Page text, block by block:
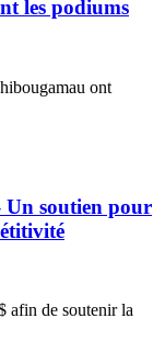
les podiums
ont
Un soutien pour
afin de soutenir la